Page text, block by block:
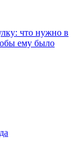
что нужно в
ему было